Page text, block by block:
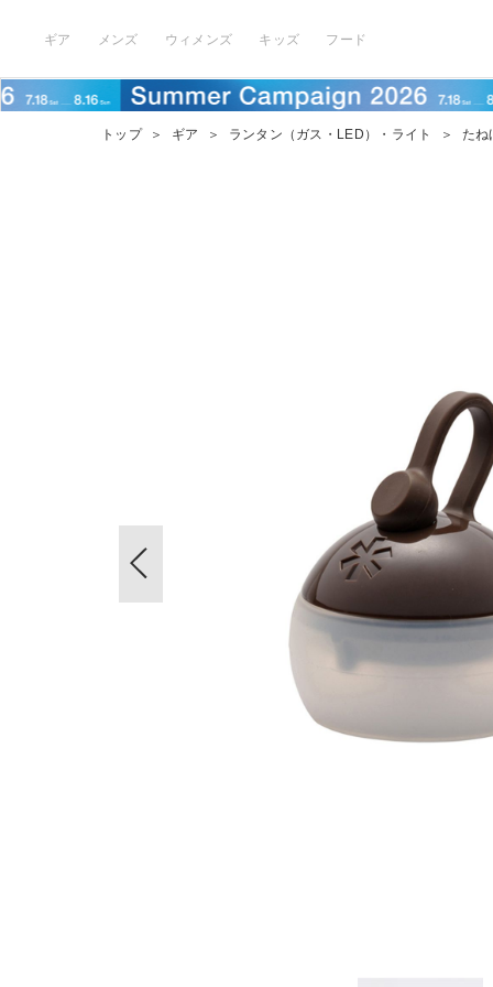
ギア メンズ ウィメンズ キッズ フード
トップ ＞ ギア ＞ ランタン（ガス・LED）・ライト ＞ たね